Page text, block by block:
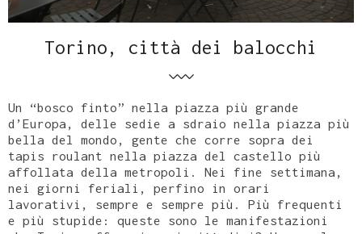
Torino, città dei balocchi
Un “bosco finto” nella piazza più grande
d’Europa, delle sedie a sdraio nella piazza più
bella del mondo, gente che corre sopra dei
tapis roulant nella piazza del castello più
affollata della metropoli. Nei fine settimana,
nei giorni feriali, perfino in orari
lavorativi, sempre e sempre più. Più frequenti
e più stupide: queste sono le manifestazioni